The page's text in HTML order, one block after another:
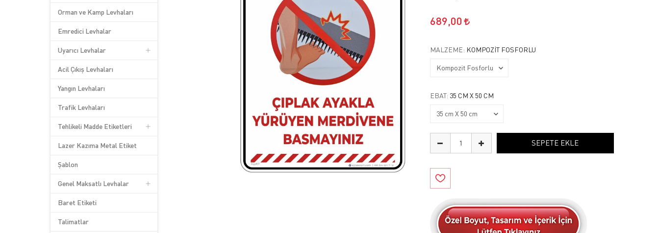
Orman ve Kamp Levhaları
Emredici Levhalar
Uyarıcı Levhalar
Acil Çıkış Levhaları
Yangın Levhaları
Trafik Levhaları
Tehlikeli Madde Etiketleri
Lazer Kazıma Metal Etiket
Şablon
Genel Maksatlı Levhalar
Baret Etiketi
Talimatlar
689,00
MALZEME: KOMPOZIT FOSFORLU
EBAT: 35 CM X 50 CM
SEPETE EKLE